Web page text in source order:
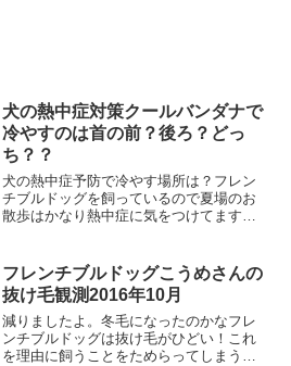
犬の熱中症対策クールバンダナで
冷やすのは首の前？後ろ？どっ
ち？？
犬の熱中症予防で冷やす場所は？フレン
チブルドッグを飼っているので夏場のお
散歩はかなり熱中症に気をつけてます。
ていたんです。でも先日夏場のお散歩に
行く前の準備の様子を動画...
フレンチブルドッグこうめさんの
抜け毛観測2016年10月
減りましたよ。冬毛になったのかなフレ
ンチブルドッグは抜け毛がひどい！これ
を理由に飼うことをためらってしまう人